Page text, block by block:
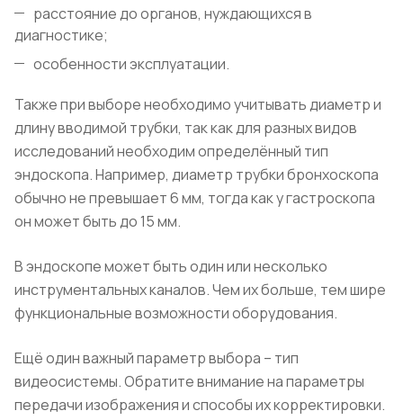
расстояние до органов, нуждающихся в
диагностике;
особенности эксплуатации.
Также при выборе необходимо учитывать диаметр и
длину вводимой трубки, так как для разных видов
исследований необходим определённый тип
эндоскопа. Например, диаметр трубки бронхоскопа
обычно не превышает 6 мм, тогда как у гастроскопа
он может быть до 15 мм.
В эндоскопе может быть один или несколько
инструментальных каналов. Чем их больше, тем шире
функциональные возможности оборудования.
Ещё один важный параметр выбора – тип
видеосистемы. Обратите внимание на параметры
передачи изображения и способы их корректировки.